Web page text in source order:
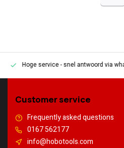
Hoge service- snel antwoord via
Customer service
Frequently asked questions
0167 562177
info@hobotools.com